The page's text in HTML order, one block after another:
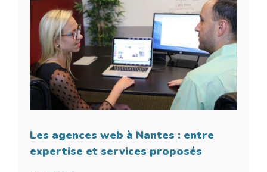
Les agences web à Nantes : entre
expertise et services proposés